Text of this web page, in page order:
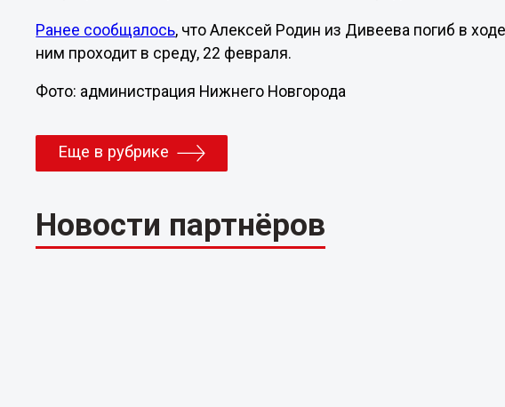
Ранее сообщалось, что Алексей Родин из Дивеева погиб в
ним проходит в среду, 22 февраля.
Фото: администрация Нижнего Новгорода
Еще в рубрике
Новости партнёров